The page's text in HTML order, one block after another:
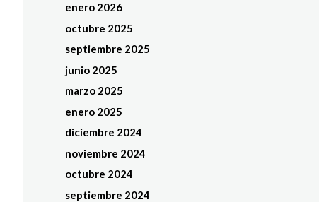
enero 2026
octubre 2025
septiembre 2025
junio 2025
marzo 2025
enero 2025
diciembre 2024
noviembre 2024
octubre 2024
septiembre 2024